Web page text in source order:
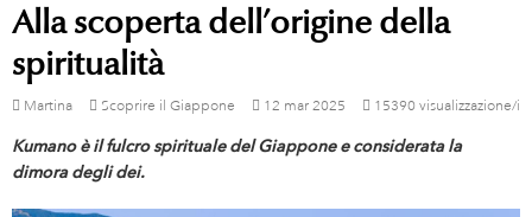
Alla scoperta dell’origine della
spiritualità
Martina Scoprire il Giappone 12 mar 2025 15390 visualizzazione/i
Kumano è il fulcro spirituale del Giappone e considerata la
dimora degli dei.